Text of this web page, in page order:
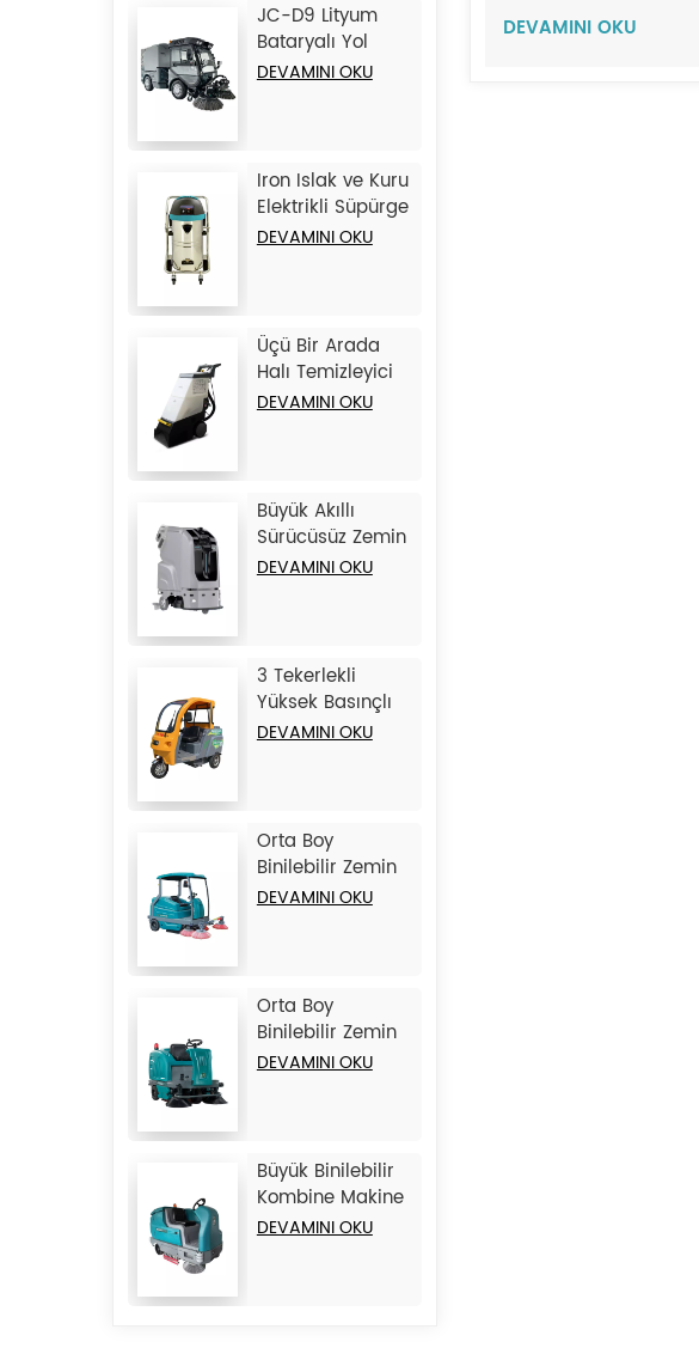
JC-D9 Lityum
Bataryalı Yol
Süpürme Aracı
DEVAMINI OKU
Iron Islak ve Kuru
Elektrikli Süpürge
JC1245
DEVAMINI OKU
Üçü Bir Arada
Halı Temizleyici
JIECHI C15
DEVAMINI OKU
Büyük Akıllı
Sürücüsüz Zemin
Temizleyici
DEVAMINI OKU
3 Tekerlekli
Yüksek Basınçlı
Yıkama Aracı
DEVAMINI OKU
Orta Boy
Binilebilir Zemin
Süpürme
DEVAMINI OKU
Orta Boy
Binilebilir Zemin
Süpürme
DEVAMINI OKU
Büyük Binilebilir
Kombine Makine
Fırçalama
DEVAMINI OKU
DEVAMINI OKU